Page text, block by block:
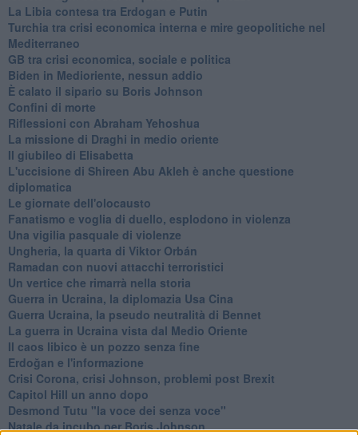
La Libia contesa tra Erdogan e Putin
Turchia tra crisi economica interna e mire geopolitiche nel
Mediterraneo
GB tra crisi economica, sociale e politica
Biden in Medioriente, nessun addio
È calato il sipario su Boris Johnson
Confini di morte
Riflessioni con Abraham Yehoshua
La missione di Draghi in medio oriente
Il giubileo di Elisabetta
L'uccisione di Shireen Abu Akleh è anche questione
diplomatica
Le giornate dell'olocausto
Fanatismo e voglia di duello, esplodono in violenza
Una vigilia pasquale di violenze
Ungheria, la quarta di Viktor Orbán
Ramadan con nuovi attacchi terroristici
Un vertice che rimarrà nella storia
Guerra in Ucraina, la diplomazia Usa Cina
Guerra Ucraina, la pseudo neutralità di Bennet
La guerra in Ucraina vista dal Medio Oriente
​Il caos libico è un pozzo senza fine
Erdoğan e l'informazione
Crisi Corona, crisi Johnson, problemi post Brexit
Capitol Hill un anno dopo
Desmond Tutu "la voce dei senza voce"
Natale da incubo per Boris Johnson